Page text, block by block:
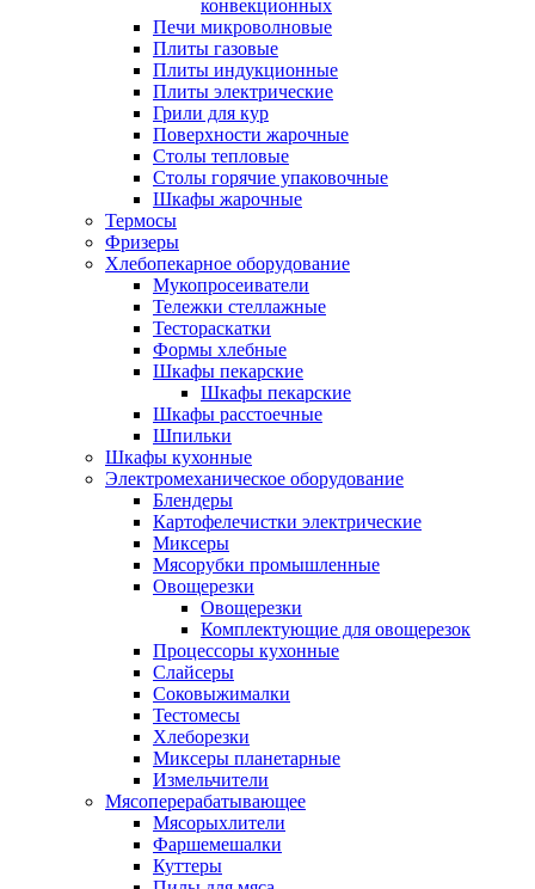
конвекционных
Печи микроволновые
Плиты газовые
Плиты индукционные
Плиты электрические
Грили для кур
Поверхности жарочные
Столы тепловые
Столы горячие упаковочные
Шкафы жарочные
Термосы
Фризеры
Хлебопекарное оборудование
Мукопросеиватели
Тележки стеллажные
Тестораскатки
Формы хлебные
Шкафы пекарские
Шкафы пекарские
Шкафы расстоечные
Шпильки
Шкафы кухонные
Электромеханическое оборудование
Блендеры
Картофелечистки электрические
Миксеры
Мясорубки промышленные
Овощерезки
Овощерезки
Комплектующие для овощерезок
Процессоры кухонные
Слайсеры
Соковыжималки
Тестомесы
Хлеборезки
Миксеры планетарные
Измельчители
Мясоперерабатывающее
Мясорыхлители
Фаршемешалки
Куттеры